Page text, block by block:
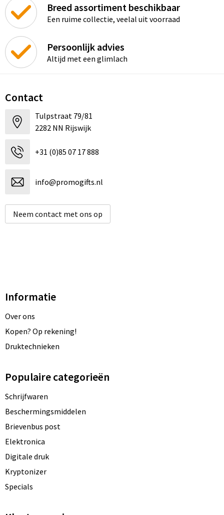
Breed assortiment beschikbaar
Een ruime collectie, veelal uit voorraad
Persoonlijk advies
Altijd met een glimlach
Contact
Tulpstraat 79/81
2282 NN Rijswijk
+31 (0)85 07 17 888
info@promogifts.nl
Neem contact met ons op
Informatie
Over ons
Kopen? Op rekening!
Druktechnieken
Populaire categorieën
Schrijfwaren
Beschermingsmiddelen
Brievenbus post
Elektronica
Digitale druk
Kryptonizer
Specials